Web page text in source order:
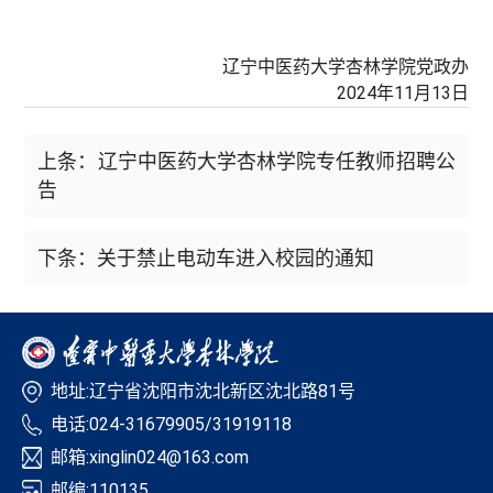
辽宁中医药大学杏林学院党政办
2024年11月13日
上条：辽宁中医药大学杏林学院专任教师招聘公
告
下条：关于禁止电动车进入校园的通知
地址:辽宁省沈阳市沈北新区沈北路81号
电话:024-31679905/31919118
邮箱:xinglin024@163.com